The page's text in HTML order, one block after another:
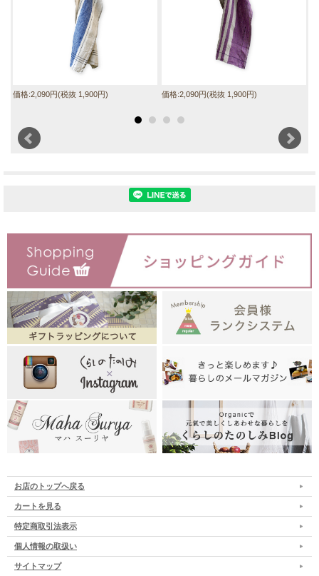
価格:2,090円(税抜 1,900円) 価格:2,090円(税抜 1,900円)
お店のトップへ戻る
カートを見る
特定商取引法表示
個人情報の取扱い
サイトマップ